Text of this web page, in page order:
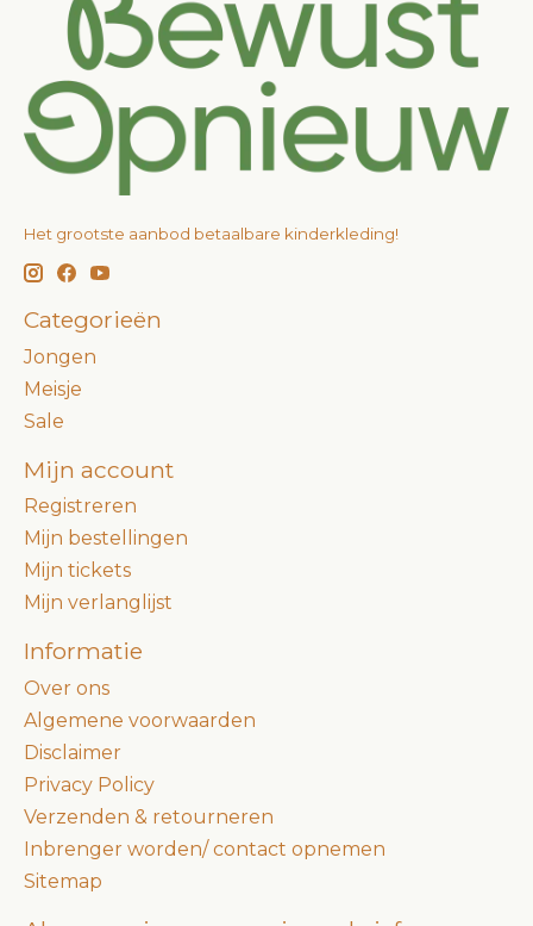
Het grootste aanbod betaalbare kinderkleding!
Categorieën
Jongen
Meisje
Sale
Mijn account
Registreren
Mijn bestellingen
Mijn tickets
Mijn verlanglijst
Informatie
Over ons
Algemene voorwaarden
Disclaimer
Privacy Policy
Verzenden & retourneren
Inbrenger worden/ contact opnemen
Sitemap